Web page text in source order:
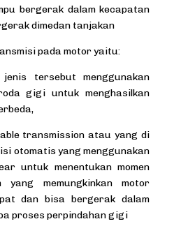
bergerak dalam kecapatan
dimedan tanjakan
pada motor yaitu:
tersebut menggunakan
gigi untuk menghasilkan
transmission atau yang di
otomatis yang menggunakan
untuk menentukan momen
memungkinkan motor
dan bisa bergerak dalam
proses perpindahan gigi